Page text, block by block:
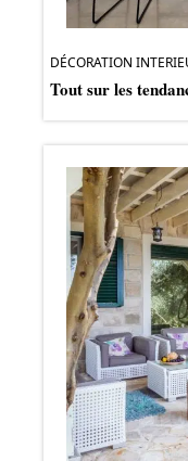
DÉCORATION
Tout sur les